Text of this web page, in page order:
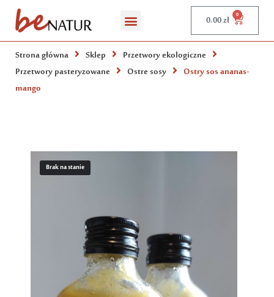
0.00zł 0
Strona główna Sklep
Przetwory ekologiczne
Przetwory pasteryzowane
Ostre sosy
Ostry sos ananas-
mango
Brak na stanie